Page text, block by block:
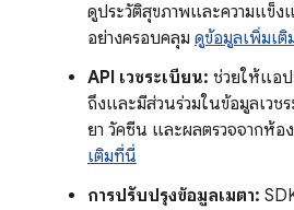
ดูประวัติสุขภาพและความแข็
อย่างครอบคลุม ดูข้อมูลเพิ่มเ
API เวชระเบียน: ช่วยให้แอ
ถึงและมีส่วนร่วมในข้อมูลเวช
ยา วัคซีน และผลตรวจจากห้อ
เติมที่นี่
การปรับปรุงข้อมูลเมตา: